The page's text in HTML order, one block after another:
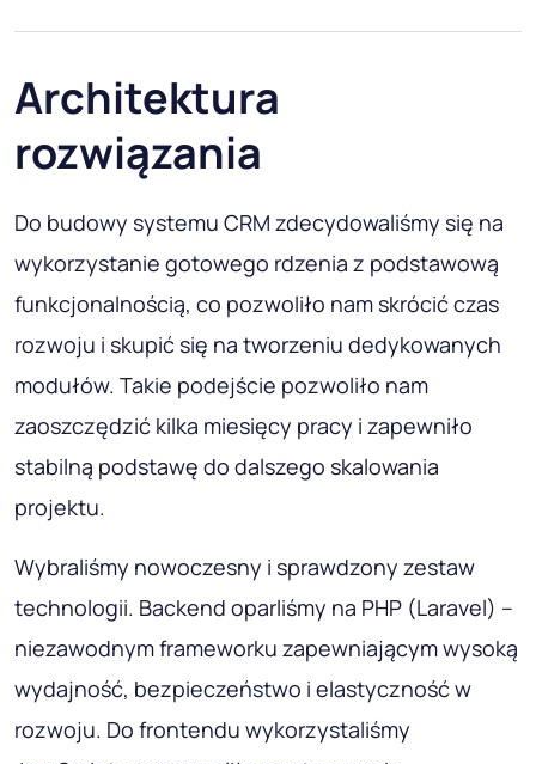
Architektura
rozwiązania
Do budowy systemu CRM zdecydowaliśmy się na
wykorzystanie gotowego rdzenia z podstawową
funkcjonalnością, co pozwoliło nam skrócić czas
rozwoju i skupić się na tworzeniu dedykowanych
modułów. Takie podejście pozwoliło nam
zaoszczędzić kilka miesięcy pracy i zapewniło
stabilną podstawę do dalszego skalowania
projektu.
Wybraliśmy nowoczesny i sprawdzony zestaw
technologii. Backend oparliśmy na PHP (Laravel) –
niezawodnym frameworku zapewniającym wysoką
wydajność, bezpieczeństwo i elastyczność w
rozwoju. Do frontendu wykorzystaliśmy